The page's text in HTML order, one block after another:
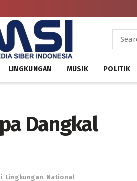
LINGKUNGAN MUSIK POLITIK
Dangkal
, Lingkungan, National